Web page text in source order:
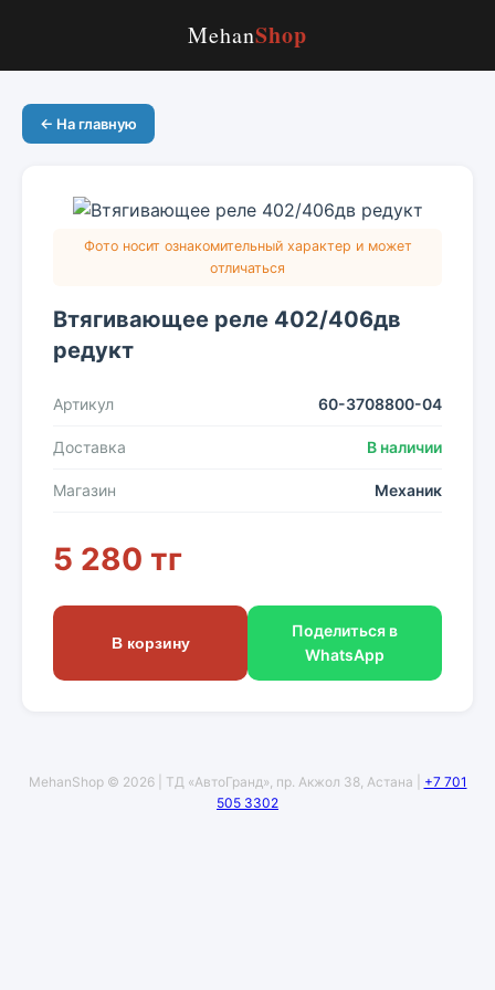
MehanShop
← На главную
Фото носит ознакомительный характер и может
отличаться
Втягивающее реле 402/406дв
редукт
Артикул 60-3708800-04
Доставка В наличии
Магазин Механик
5 280 тг
В корзину
Поделиться в
WhatsApp
MehanShop © 2026 | ТД «АвтоГранд», пр. Акжол 38, Астана | +7 701
505 3302